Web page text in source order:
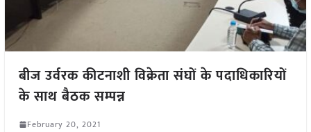
बीज उर्वरक कीटनाशी विक्रेता संघों के पदाधिकारियों
के साथ बैठक सम्पन्न
February 20, 2021